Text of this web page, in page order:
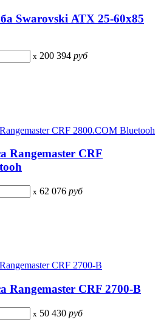
Swarovski АТХ 25-60х85
x 200 394 руб
Rangemaster CRF
x 62 076 руб
Rangemaster CRF 2700-B
x 50 430 руб